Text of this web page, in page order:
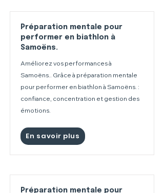
Préparation mentale pour
performer en biathlon à
Samoëns.
Améliorez vos performances à
Samoëns.. Grâce à préparation mentale
pour performer en biathlon à Samoëns. :
confiance, concentration et gestion des
émotions.
En savoir plus
Préparation mentale pour